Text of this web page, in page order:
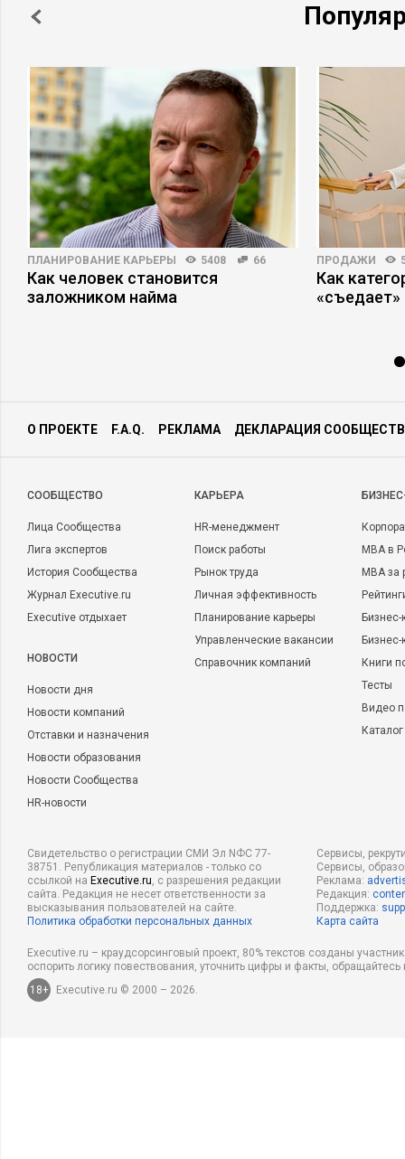
ПЛАНИРОВАНИЕ КАРЬЕРЫ 5408 66
Как человек становится
заложником найма
ПРОДАЖИ
Как
О ПРОЕКТЕ F.A.Q. РЕКЛАМА ДЕКЛАРАЦИЯ
CООБЩЕСТВО
Лица Сообщества
Лига экспертов
История Сообщества
Журнал Executive.ru
Executive отдыхает
НОВОСТИ
Новости дня
Новости компаний
Отставки и назначения
Новости образования
Новости Сообщества
HR-новости
КАРЬЕРА
HR-менеджмент
Поиск работы
Рынок труда
Личная эффективность
Планирование карьеры
Управленческие вакансии
Справочник компаний
MBA в
MBA
Бизнес-
Книги
Тесты
Видео
Свидетельство о регистрации СМИ Эл NФС 77-
38751. Републикация материалов - только со
ссылкой на Executive.ru, с разрешения редакции
сайта. Редакция не несет ответственности за
высказывания пользователей на сайте.
Политика обработки персональных данных
Сервисы,
Сервисы,
Реклама:
Редакция:
Поддержка:
Карта сайта
Executive.ru – краудсорсинговый проект, 80% текстов созданы
оспорить логику повествования, уточнить цифры и факты,
18+
Executive.ru © 2000 – 2026.